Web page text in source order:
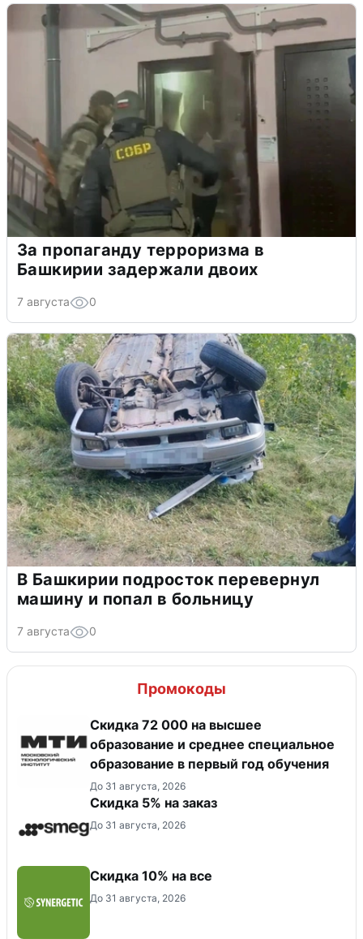
За пропаганду терроризма в
Башкирии задержали двоих
7 августа 0
В Башкирии подросток перевернул
машину и попал в больницу
7 августа 0
Промокоды
Скидка 72 000 на высшее
образование и среднее специальное
образование в первый год обучения
До 31 августа, 2026
Скидка 5% на заказ
До 31 августа, 2026
Скидка 10% на все
До 31 августа, 2026